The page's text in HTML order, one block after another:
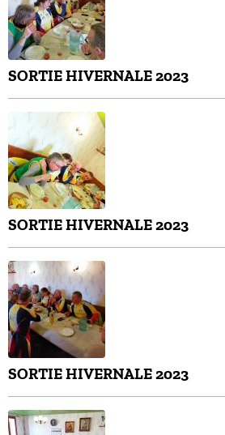
SORTIE HIVERNALE 2023
SORTIE HIVERNALE 2023
SORTIE HIVERNALE 2023